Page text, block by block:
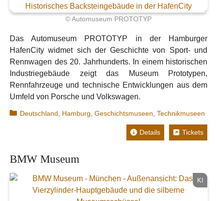
© Automuseum PROTOTYP
Das Automuseum PROTOTYP in der Hamburger
HafenCity widmet sich der Geschichte von Sport- und
Rennwagen des 20. Jahrhunderts. In einem historischen
Industriegebäude zeigt das Museum Prototypen,
Rennfahrzeuge und technische Entwicklungen aus dem
Umfeld von Porsche und Volkswagen.
Kategorien
Deutschland Hamburg ,Geschichtsmuseen ,Technikmuseen
Details Tickets
BMW Museum
KI